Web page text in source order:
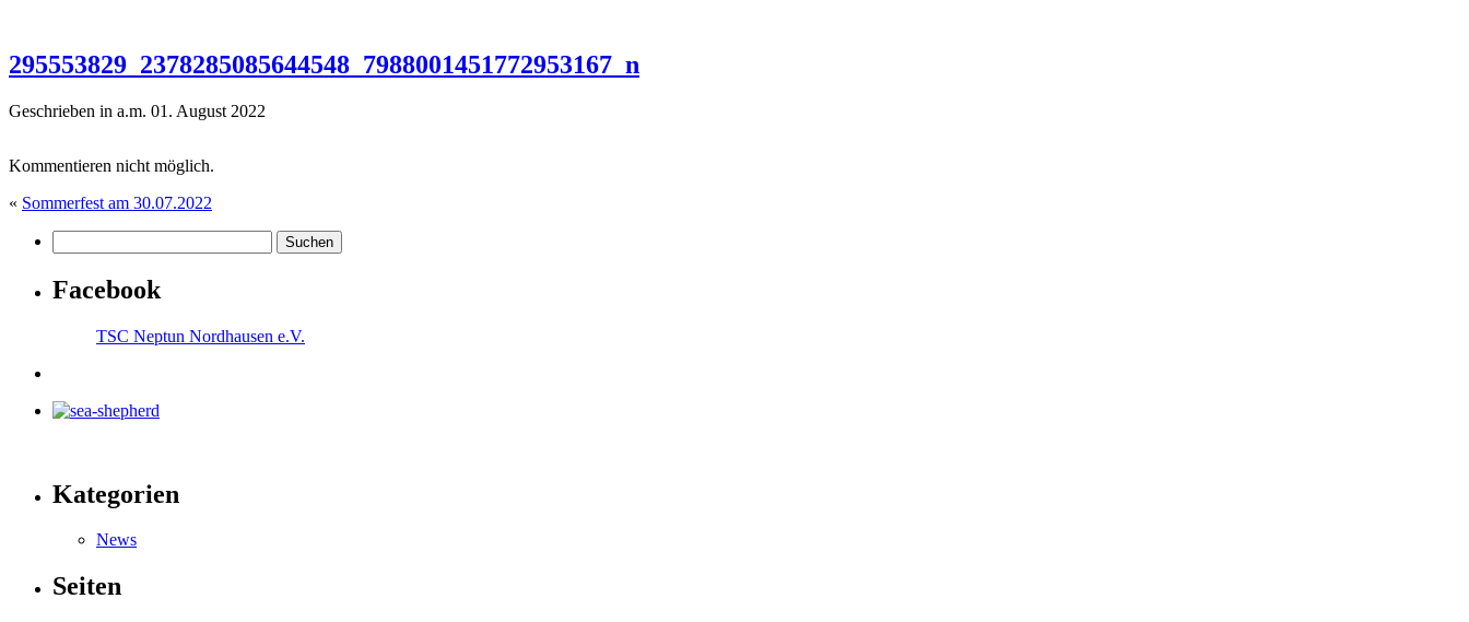
295553829_2378285085644548_7988001451772953167_n
Geschrieben in a.m. 01. August 2022
Kommentieren nicht möglich.
« Sommerfest am 30.07.2022
Facebook
TSC Neptun Nordhausen e.V.
Kategorien
News
Seiten